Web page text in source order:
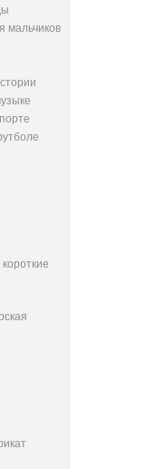
мальчиков